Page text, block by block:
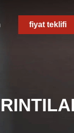
fiyat teklifi